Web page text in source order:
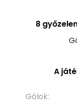
8
A
Gólok: